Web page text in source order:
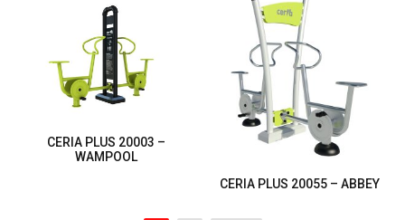
CERIA PLUS 20003 –
WAMPOOL
CERIA PLUS 20055 – ABBEY